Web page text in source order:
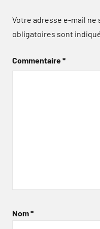
Votre adresse e-mail ne
obligatoires sont
Commentaire*
Nom*